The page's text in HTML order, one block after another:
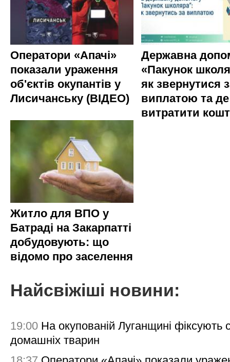
Оператори «Апачі»
показали ураження
об'єктів окупантів у
Лисичанську (ВІДЕО)
Державна
«Пакунок
як звернутися
виплатою та де
витратити
Житло для ВПО у
Батраді на Закарпатті
добудовують: що
відомо про заселення
Найсвіжіші новини:
19:00 На окупованій Луганщині фіксують
домашніх тварин